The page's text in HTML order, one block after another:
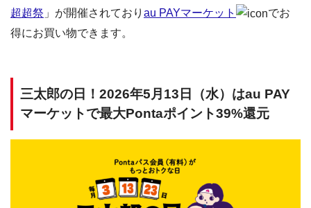
超超祭 」が開催されており au PAYマーケット
でお
得にお買い物できます。
三太郎の日！2026年5月13日（水）はau PAY
マーケットで最大Pontaポイント39%還元